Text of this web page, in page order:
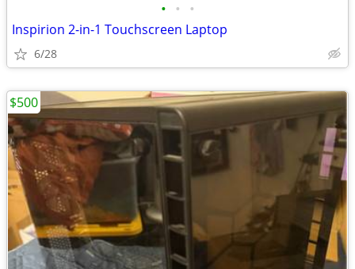
• • •
Inspirion 2-in-1 Touchscreen Laptop
6/28
$500